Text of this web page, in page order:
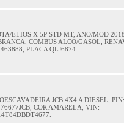
ETIOS X 5P STD MT, ANO/MOD
COMBUS ALCO/GASOL,
PLACA QLJ6874.
JCB 4X4 A DIESEL, PIN:
COR AMARELA, VIN: